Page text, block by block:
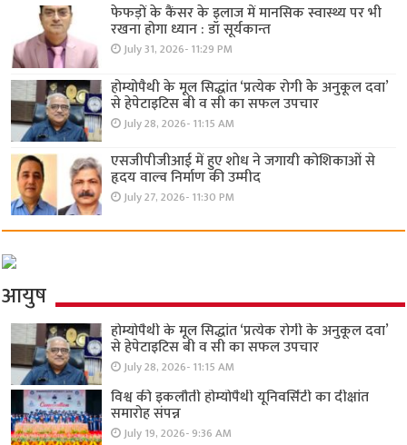
फेफड़ों के कैंसर के इलाज में मानसिक स्वास्थ्य पर भी
रखना होगा ध्यान : डॉ सूर्यकान्त
July 31, 2026- 11:29 PM
होम्योपैथी के मूल सिद्धांत ‘प्रत्येक रोगी केे अनुकूल दवा’
से हेपेटाइटिस बी व सी का सफल उपचार
July 28, 2026- 11:15 AM
एसजीपीजीआई में हुए शोध ने जगायी कोशिकाओं से
हृदय वाल्व निर्माण की उम्मीद
July 27, 2026- 11:30 PM
आयुष
होम्योपैथी के मूल सिद्धांत ‘प्रत्येक रोगी केे अनुकूल दवा’
से हेपेटाइटिस बी व सी का सफल उपचार
July 28, 2026- 11:15 AM
विश्व की इकलौती होम्योपैथी यूनिवर्सिटी का दीक्षांत
समारोह संपन्न
July 19, 2026- 9:36 AM